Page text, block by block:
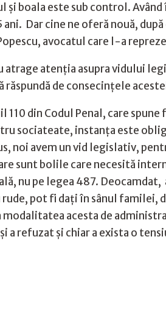
și boala este sub control.
Dar cine ne oferă nouă,
avocatul care l-a
atrage atenția asupra vidului
răspundă de consecințele
110 din Codul Penal, care
sociateate, instanța este
noi avem un vid legislativ,
sunt bolile care necesită
nu pe legea 487.
rude, pot fi dați în sânul familei,
acesta de
a refuzat și chiar a exista o